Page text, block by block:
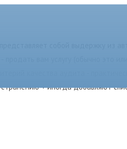
собой выдержку из
вам услугу (обычно это или
качества аудита -
+ иногда добавляют